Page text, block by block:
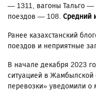
— 1311, вагоны Тальго —
поездов — 108. Средний
Ранее казахстанский
поездов и неприятные
В начале декабря 2023
ситуацией в Жамбылской
перевозки» уведомили о